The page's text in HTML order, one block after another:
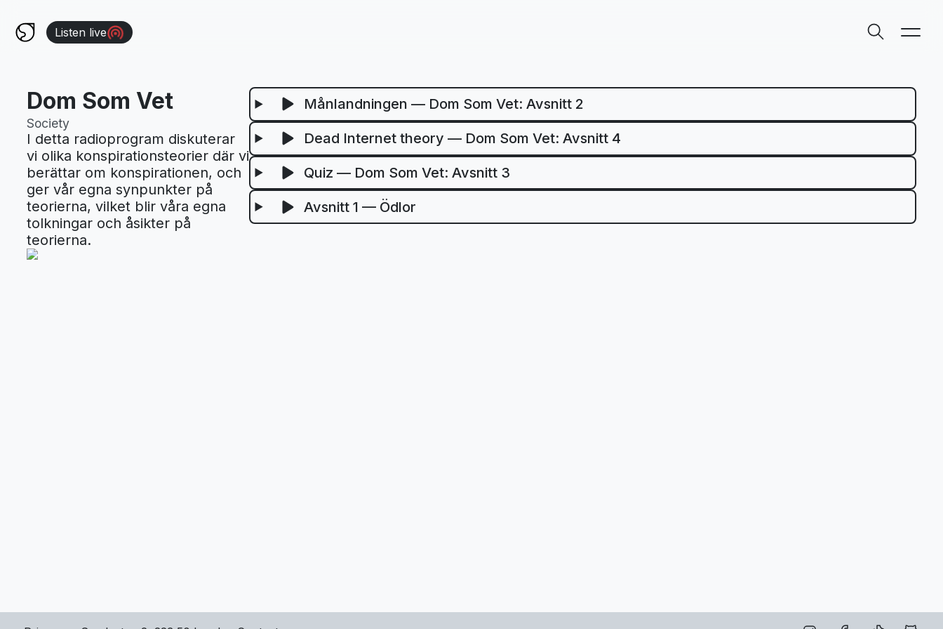
Listen live
Dom Som Vet
Society
I detta radioprogram diskuterar
vi olika konspirationsteorier där vi
berättar om konspirationen, och
ger vår egna synpunkter på
teorierna, vilket blir våra egna
tolkningar och åsikter på
teorierna.
Månlandningen — Dom Som Vet: Avsnitt 2
Dead Internet theory — Dom Som Vet: Avsnitt 4
Quiz — Dom Som Vet: Avsnitt 3
Avsnitt 1 — Ödlor